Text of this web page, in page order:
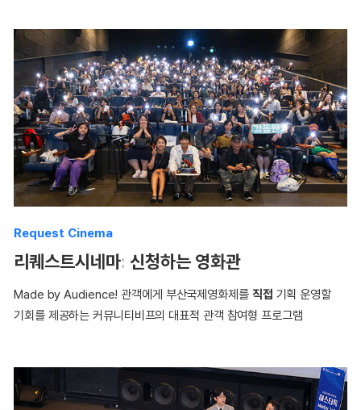
Request Cinema
리퀘스트시네마: 신청하는 영화관
Made by Audience! 관객에게 부산국제영화제를 직접 기획 운영할
기회를 제공하는 커뮤니티비프의 대표적 관객 참여형 프로그램